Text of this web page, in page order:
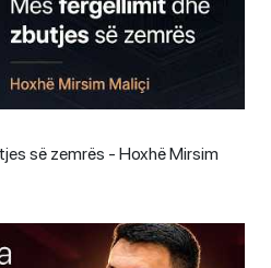
së zemrës - Hoxhë Mirsim